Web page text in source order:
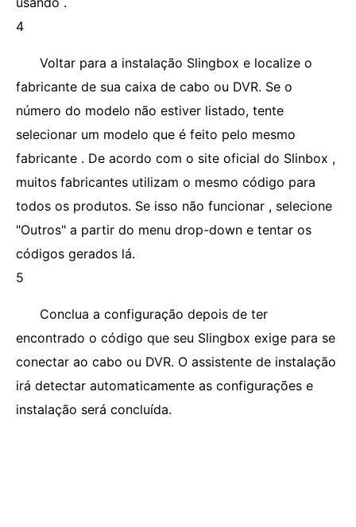
4
Voltar para a instalação Slingbox e localize o
fabricante de sua caixa de cabo ou DVR. Se o
número do modelo não estiver listado, tente
selecionar um modelo que é feito pelo mesmo
fabricante . De acordo com o site oficial do Slinbox ,
muitos fabricantes utilizam o mesmo código para
todos os produtos. Se isso não funcionar , selecione
"Outros" a partir do menu drop-down e tentar os
códigos gerados lá.
5
Conclua a configuração depois de ter
encontrado o código que seu Slingbox exige para se
conectar ao cabo ou DVR. O assistente de instalação
irá detectar automaticamente as configurações e
instalação será concluída.